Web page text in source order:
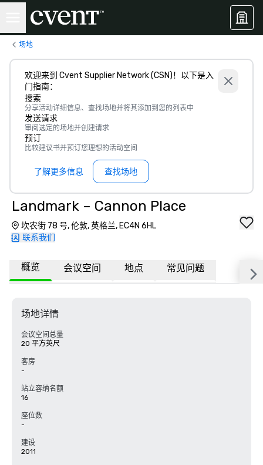
场地
欢迎来到 Cvent Supplier Network (CSN)！以下是入
门指南：
搜索
分享活动详细信息、查找场地并将其添加到您的列表中
发送请求
审阅选定的场地并创建请求
预订
比较建议书并预订您理想的活动空间
了解更多信息 查找场地
Landmark – Cannon Place
坎农街 78 号, 伦敦, 英格兰, EC4N 6HL
联系我们
概览 会议空间 地点 常见问题
场地详情
会议空间总量
20 平方英尺
客房
-
站立容纳名额
16
座位数
-
建设
2011